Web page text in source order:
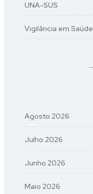
UNA-SUS
Vigilância em Saúde
Agosto 2026
Julho 2026
Junho 2026
Maio 2026